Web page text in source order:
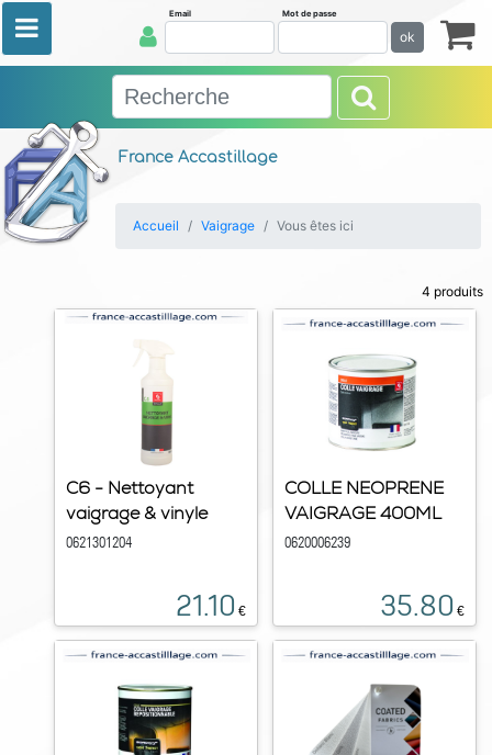
France Accastillage
Email Mot de passe
ok
Accueil Vaigrage Vous êtes ici
4 produits
C6 - Nettoyant
vaigrage & vinyle
0621301204
21.10 €
COLLE NEOPRENE
VAIGRAGE 400ML
0620006239
35.80 €